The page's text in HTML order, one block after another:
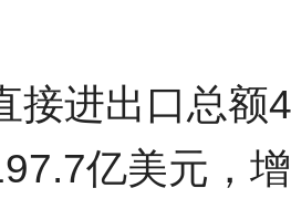
接进出口总额
亿美元，